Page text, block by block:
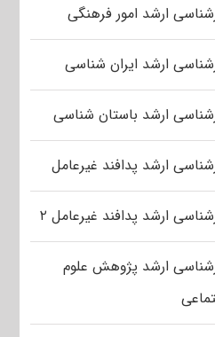
ارشد امور فرهنگی
ارشد ایران شناسی
ارشد باستان شناسی
ارشد پدافند غیرعامل
ارشد پدافند غیرعامل ۲
ارشد پژوهش علوم